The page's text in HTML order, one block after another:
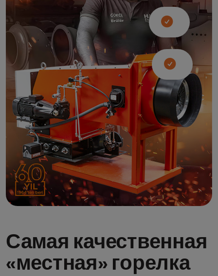
Самая качественная
«местная» горелка